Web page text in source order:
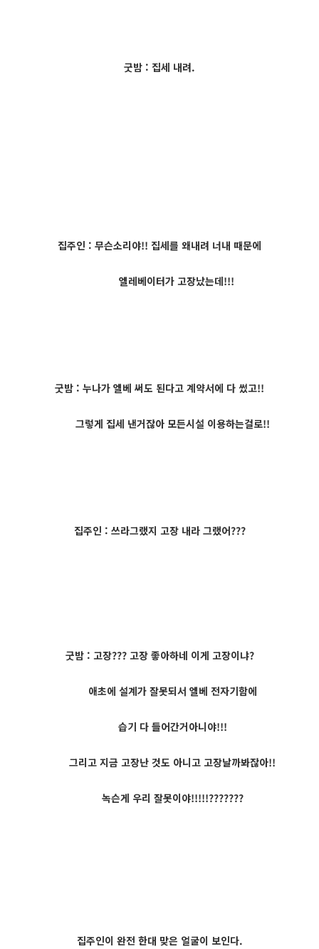
굿밤 : 집세 내려.
집주인 : 무슨소리야!! 집세를 왜내려 너내 때문에
엘레베이터가 고장났는데!!!
굿밤 : 누나가 엘베 써도 된다고 계약서에 다 썼고!!
그렇게 집세 낸거잖아 모든시설 이용하는걸로!!
집주인 : 쓰라그랬지 고장 내라 그랬어???
굿밤 : 고장??? 고장 좋아하네 이게 고장이냐?
애초에 설계가 잘못되서 엘베 전자기함에
습기 다 들어간거아니야!!!
그리고 지금 고장난 것도 아니고 고장날까봐잖아!!
녹슨게 우리 잘못이야!!!!!???????
집주인이 완전 한대 맞은 얼굴이 보인다.